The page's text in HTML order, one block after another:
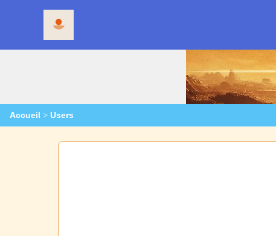
Accueil > Users